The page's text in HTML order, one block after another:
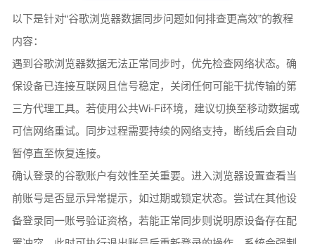
以下是针对“谷歌浏览器数据同步问题如何排查更高效”的教程
内容：
遇到谷歌浏览器数据无法正常同步时，优先检查网络状态。确
保设备已连接互联网且信号稳定，关闭任何可能干扰传输的第
三方代理工具。若使用公共Wi-Fi环境，建议切换至移动数据或
可信网络重试。同步过程需要持续的网络支持，断线后会自动
暂停直至恢复连接。
确认登录的谷歌账户有效性至关重要。进入浏览器设置查看当
前账号是否显示异常提示，如过期或锁定状态。尝试在其他设
备登录同一账号验证资格，若能正常同步则说明原设备存在配